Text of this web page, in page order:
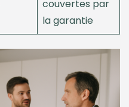
couvertes par
la garantie